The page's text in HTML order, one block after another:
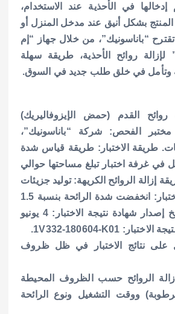
إدخالها في الأحذية عند الاستخدام،
بشكل أنيق عند مدخل المنزل أو
تقترح “باناسونيك”، من خلال جهاز “إم
دي إس100” لإزالة روائح الأحذية، طريقة سهلة
وتأمل في خلق طلب جديد في السوق.
روائح القدم (حمض الإيزوفاليريك)
مختبر الفحص: شركة “باناسونيك”،
طريقة الاختبار: طريقة قياس شدة
من 6 مراحل في غرفة اختبار تبلغ مساحتها حوالي
إزالة الروائح الكريهة: توليد جزيئات
الـ “نانو”. نتيجة الاختبار: انخفضت شدة الرائحة بنسبة 1.5
في 5 ساعات. تاريخ إصدار شهادة نتيجة الاختبار: 4 يونيو
على نتائج الاختبار في ظل ظروف
الروائح حسب الظروف المحيطة
ووقت التشغيل ونوع الرائحة